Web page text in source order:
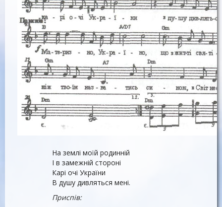
На землі моїй родинній
І в замежній стороні
Карі очі України
В душу дивляться мені.
Приспів: